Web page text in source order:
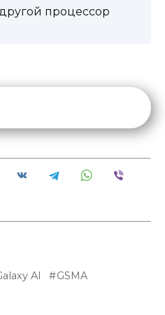
процессор
AI
GSMA